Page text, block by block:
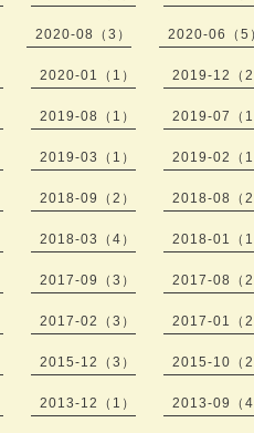
2020-08（3） 2020-06（5
2020-01（1） 2019-12（2
2019-08（1） 2019-07（1
2019-03（1） 2019-02（1
2018-09（2） 2018-08（2
2018-03（4） 2018-01（1
2017-09（3） 2017-08（2
2017-02（3） 2017-01（2
2015-12（3） 2015-10（2
2013-12（1） 2013-09（4